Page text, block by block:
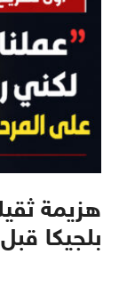
هزيمة
بلجيكا